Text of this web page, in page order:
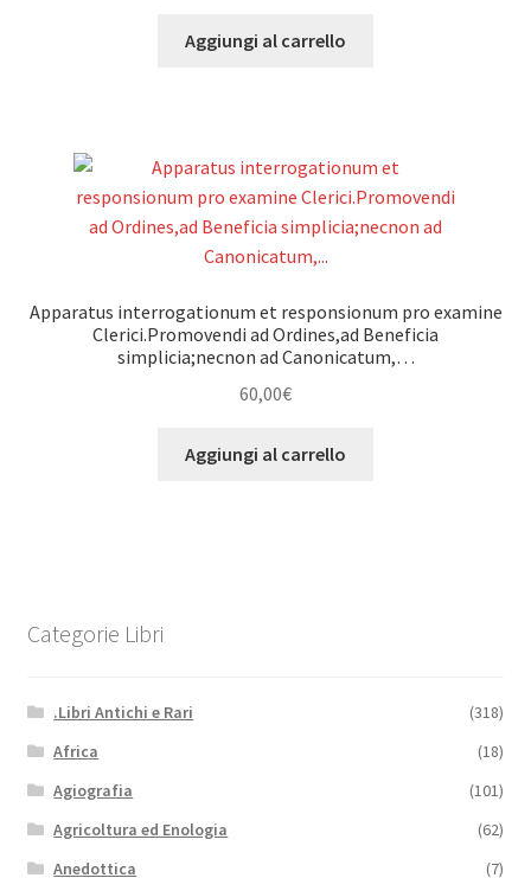
Aggiungi al carrello
Apparatus interrogationum et responsionum pro examine
Clerici.Promovendi ad Ordines,ad Beneficia
simplicia;necnon ad Canonicatum,…
60,00€
Aggiungi al carrello
Categorie Libri
.Libri Antichi e Rari
(318)
Africa
(18)
Agiografia
(101)
Agricoltura ed Enologia
(62)
Anedottica
(7)